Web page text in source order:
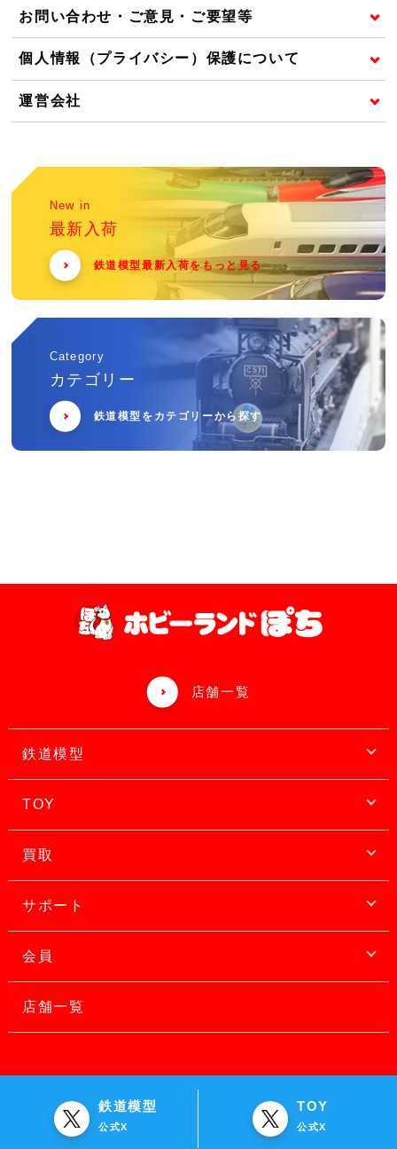
お問い合わせ・ご意見・ご要望等
個人情報（プライバシー）保護について
運営会社
New in
最新入荷
鉄道模型最新入荷をもっと見る
Category
カテゴリー
鉄道模型をカテゴリーから探す
店舗一覧
鉄道模型
TOY
買取
サポート
会員
店舗一覧
鉄道模型
公式X
TOY
公式X